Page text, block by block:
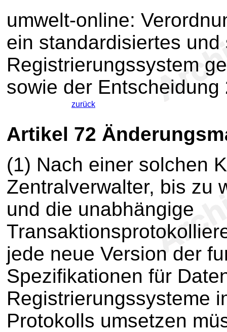
umwelt-online:
ein standardisiertes und
Registrierungssystem
sowie der Entscheidung
zurück
Artikel 72
(1) Nach einer solchen
Zentralverwalter, bis zu
und die unabhängige
jede neue Version der
Spezifikationen für
Registrierungssysteme
Protokolls umsetzen